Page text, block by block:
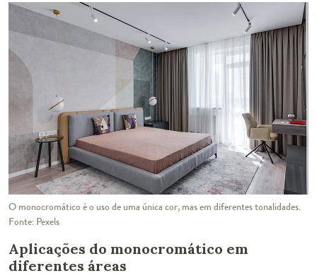
O monocromático é o uso de uma única cor, mas em diferentes tonalidades.
Fonte: Pexels
Aplicações do monocromático em
diferentes áreas